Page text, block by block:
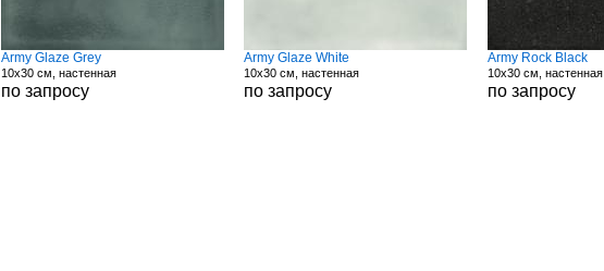
Army Glaze Grey
10x30 см, настенная
по запросу
Army Glaze White
10x30 см, настенная
по запросу
Army Rock Black
10x30 см, настенная
по запросу